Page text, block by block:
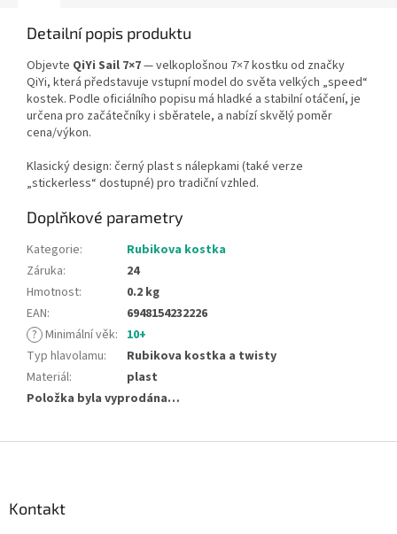
Detailní popis produktu
Objevte QiYi Sail 7×7— velkoplošnou 7×7 kostku od značky
QiYi, která představuje vstupní model do světa velkých „speed“
kostek. Podle oficiálního popisu má hladké a stabilní otáčení, je
určena pro začátečníky i sběratele, a nabízí skvělý poměr
cena/výkon.
Klasický design: černý plast s nálepkami (také verze
„stickerless“ dostupné) pro tradiční vzhled.
Doplňkové parametry
Kategorie:
Rubikova kostka
Záruka:
24
Hmotnost:
0.2 kg
EAN:
6948154232226
? Minimální věk: 10+
Typ hlavolamu:
Rubikova kostka a twisty
Materiál:
plast
Položka byla vyprodána…
Kontakt